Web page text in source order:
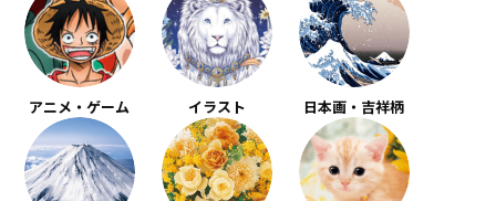
アニメ・ゲーム イラスト 日本画・吉祥柄